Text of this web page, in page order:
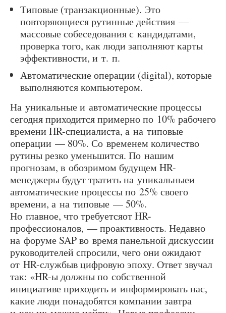
Типовые (транзакционные). Это
повторяющиеся рутинные действия —
массовые собеседования с кандидатами,
проверка того, как люди заполняют карты
эффективности, и т. п.
Автоматические операции (digital), которые
выполняются компьютером.
На уникальные и автоматические процессы
сегодня приходится примерно по 10% рабочего
времени HR-специалиста, а на типовые
операции — 80%. Со временем количество
рутины резко уменьшится. По нашим
прогнозам, в обозримом будущем HR-
менеджеры будут тратить на уникальныеи
автоматические процессы по 25% своего
времени, а на типовые — 50%.
Но главное, что требуетсяот HR-
профессионалов, — проактивность. Недавно
на форуме SAP во время панельной дискуссии
руководителей спросили, чего они ожидают
от HR-службыв цифровую эпоху. Ответ звучал
так: «HR-ы должны по собственной
инициативе приходить и информировать нас,
какие люди понадобятся компании завтра